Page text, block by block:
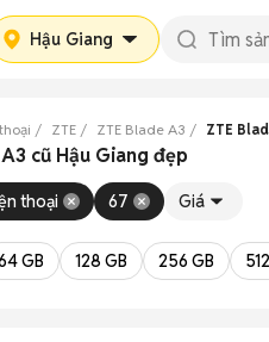
Hậu Giang
ZTE ZTE Blade A3 ZTE
cũ Hậu Giang đẹp
thoại 67 Giá
GB 128 GB 256 GB